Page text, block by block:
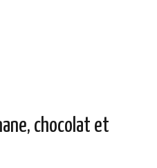
chocolat et